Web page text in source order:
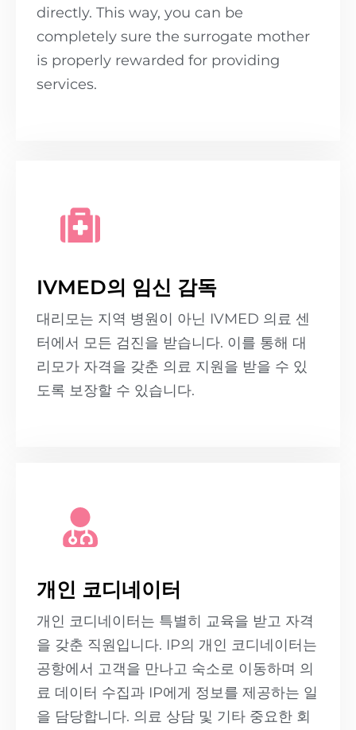
directly. This way, you can be
completely sure the surrogate mother
is properly rewarded for providing
services.
IVMED의 임신 감독
대리모는 지역 병원이 아닌 IVMED 의료 센
터에서 모든 검진을 받습니다. 이를 통해 대
리모가 자격을 갖춘 의료 지원을 받을 수 있
도록 보장할 수 있습니다.
개인 코디네이터
개인 코디네이터는 특별히 교육을 받고 자격
을 갖춘 직원입니다. IP의 개인 코디네이터는
공항에서 고객을 만나고 숙소로 이동하며 의
료 데이터 수집과 IP에게 정보를 제공하는 일
을 담당합니다. 의료 상담 및 기타 중요한 회